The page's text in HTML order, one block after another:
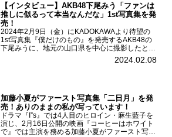
【インタビュー】AKB48下尾みう「ファンは
推しに似るって本当なんだな」1st写真集を発
売！
2024年2月9日（金）にKADOKAWAより待望の
1st写真集『僕だけのもの』を発売するAKB48の
下尾みうに、地元の山口県を中心に撮影したとい
う今回の写真集についてインタビューをお願いし
た。1st写真集『僕だけのもの』を発売する2024.02.08
加藤小夏がファースト写真集「二日月」を発
売！ありのままの私が写っています！
ドラマ『I”s』では4人目のヒロイン・麻生藍子を
演じ、2月16日公開の映画『コーヒーはホワイト
で』では主演を務める加藤小夏がファースト写真